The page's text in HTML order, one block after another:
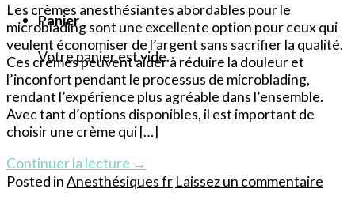
Panier
Votre panier est vide.
Les crèmes anesthésiantes abordables pour le
microblading sont une excellente option pour ceux qui
veulent économiser de l’argent sans sacrifier la qualité.
Ces crèmes peuvent aider à réduire la douleur et
l’inconfort pendant le processus de microblading,
rendant l’expérience plus agréable dans l’ensemble.
Avec tant d’options disponibles, il est important de
choisir une crème qui […]
Continuer la lecture →
Posted inAnesthésiques fr Laissez un commentaire